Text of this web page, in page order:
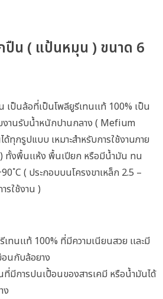
ปืน ( แป้นหมุน ) ขนาด 6
เป็นล้อที่เป็นโพลียูรีเทนเเท้ 100% เป็น
งานรับน้ำหนักปานกลาง ( Mefium
ทุกรูปแบบ เหมาะสำหรับการใช้งานภาย
ทั้งพื้นเเห้ง พื้นเปียก หรือมีน้ำมัน ทน
C ( ประกอบบนโครงขาเหล็ก 2.5 –
รใช้งาน )
ทนเเท้ 100% ที่มีความเนียนสวย เเละมี
อนกับล้อยาง
มีการปนเปื้อนของสารเคมี หรือน้ำมันได้
ง